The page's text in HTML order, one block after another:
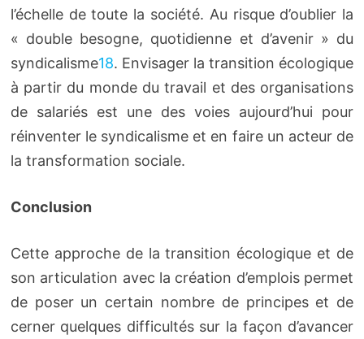
l’échelle de toute la société. Au risque d’oublier la
« double besogne, quotidienne et d’avenir » du
syndicalisme18. Envisager la transition écologique
à partir du monde du travail et des organisations
de salariés est une des voies aujourd’hui pour
réinventer le syndicalisme et en faire un acteur de
la transformation sociale.
Conclusion
Cette approche de la transition écologique et de
son articulation avec la création d’emplois permet
de poser un certain nombre de principes et de
cerner quelques difficultés sur la façon d’avancer